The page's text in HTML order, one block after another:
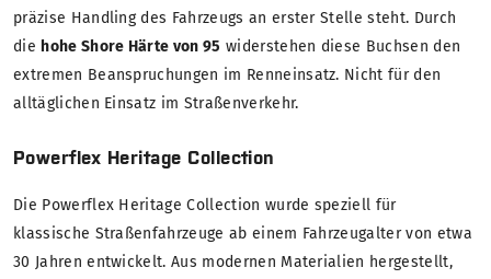
präzise Handling des Fahrzeugs an erster Stelle steht. Durch
die hohe Shore Härte von 95 widerstehen diese Buchsen den
extremen Beanspruchungen im Renneinsatz. Nicht für den
alltäglichen Einsatz im Straßenverkehr.
Powerflex Heritage Collection
Die Powerflex Heritage Collection wurde speziell für
klassische Straßenfahrzeuge ab einem Fahrzeugalter von etwa
30 Jahren entwickelt. Aus modernen Materialien hergestellt,